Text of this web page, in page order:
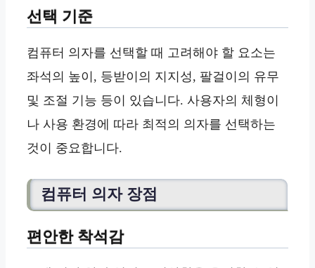
선택 기준
컴퓨터 의자를 선택할 때 고려해야 할 요소는
좌석의 높이, 등받이의 지지성, 팔걸이의 유무
및 조절 기능 등이 있습니다. 사용자의 체형이
나 사용 환경에 따라 최적의 의자를 선택하는
것이 중요합니다.
컴퓨터 의자 장점
편안한 착석감